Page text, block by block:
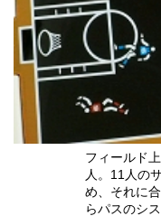
フィールド
人。11人の
め、それに
らパスのシ